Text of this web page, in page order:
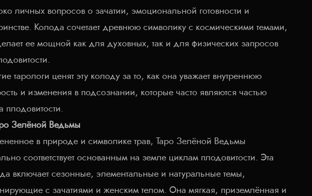
личных вопросов о зачатии, эмоциональной готовности и
Колода сочетает древнюю символику с космическими темами,
ее мощной как для духовных, так и для физических запросов
тарологи ценят эту колоду за то, как она уважает внутреннюю
и изменения в подсознании, которые часто являются частью
плодовитости.
Зелёной Ведьмы
в природе и символике трав, Таро Зелёной Ведьмы
соответствует основанным на земле циклам плодовитости. Эта
включает сезонные, элементальные и натуральные темы,
с зачатиями и женским телом. Она мягкая, приземлённая и